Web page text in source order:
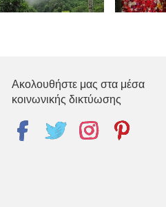
Ακολουθήστε μας στα μέσα
κοινωνικής δικτύωσης